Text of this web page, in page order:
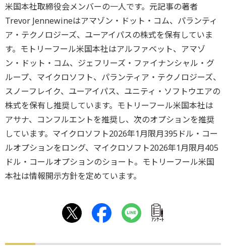
米国本社取締役会メンバーの一人です。元記事の著者
Trevor Jennewineはアマゾン・ドット・コム、パランティ
ア・テクノロジーズ、ユーアイパスの株式を保有していま
す。モトリーフール米国本社はアルファベット、アマゾ
ン・ドット・コム、ジェフリーズ・ファイナンシャル・グ
ループ、マイクロソフト、パランティア・テクノロジーズ、
スノーフレイク、ユーアイパス、ユニティ・ソフトウエアの
株式を保有し推奨しています。モトリーフール米国本社は
アサナ、コンフルエントを推奨し、次のオプションを推奨
しています。マイクロソフト2026年1月限月395ドル・コー
ルオプションをロング、マイクロソフト2026年1月限月405
ドル・コールオプションのショート。モトリーフール米国
本社は情報開示方針を定めています。
ｱﾝｹｰﾄ